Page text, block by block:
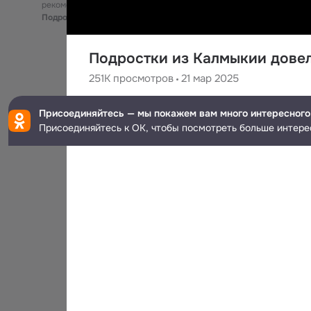
Подростки из Калмыкии
251K просмотров 21 мар 2025
1.1M подписчиков
рекомендательные технологии
Подробнее
Присоединяйтесь — мы покажем вам много интересного
Присоединяйтесь к ОК, чтобы посмотреть больше